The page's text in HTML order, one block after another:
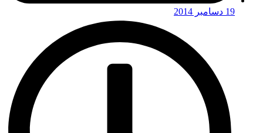
19 دسامبر 2014